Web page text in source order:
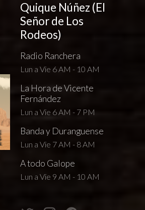
Quique Núñez (El
Señor de Los
Rodeos)
Radio Ranchera
Lun a Vie 6 AM - 10 AM
La Hora de Vicente
Fernández
Lun a Vie 6 AM - 7 PM
Banda y Duranguense
Lun a Vie 7 AM - 8 AM
A todo Galope
Lun a Vie 9 AM - 10 AM